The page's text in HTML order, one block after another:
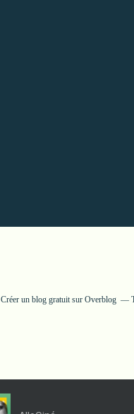
Créer un blog gratuit sur Overblog